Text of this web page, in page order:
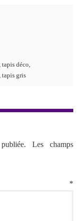
,tapis déco
tapis gris
Les champs
*